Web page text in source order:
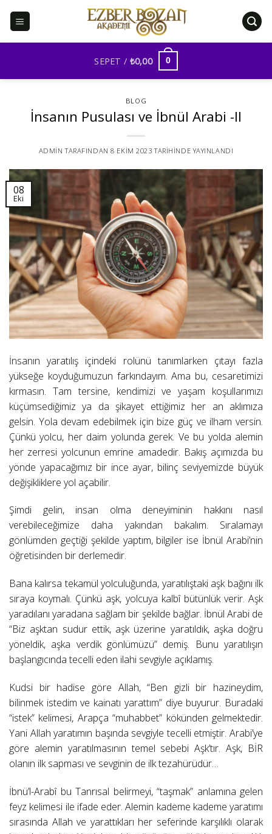
SEPET / ₺0,00 0
BLOG
İnsanın Pusulası ve İbnül Arabi -II
ADMIN TARAFINDAN 8 EKIM 2023 TARIHINDE YAYINLANDI
08
Eki
İnsanın yaratılış içindeki rolünü tanımlarken çıtayı fazla
yükseğe koyduğumuzun farkındayım. Ama bu, cesaretimizi
kırmasın. Tam tersine, kendimizi ve yaşam koşullarımızı
küçümsediğimiz ya da şikayet ettiğimiz her an aklımıza
gelsin. Yola devam edebilmek için bize güç ve ilham versin.
Çünkü yolcu, her daim yolunda gerek. Ve bu yolda alemin
her zerresi yolcunun emrine amadedir. Bakış açımızda bu
yönde yapacağımız bir ince ayar, bilinç seviyemizde büyük
değişikliklere yol açabilir.
Şimdi gelin, insan olma deneyiminin hakkını nasıl
verebileceğimize daha yakından bakalım. Sıralamayı
gönlümden geçtiği şekilde yaptım, bilgiler ise İbnül Arabi’nin
öğretisinden bir derlemedir.
Bana kalırsa tekamül yolculuğunda, yaratılıştaki aşk bağını ilk
sıraya koymalı. Çünkü aşk, yolcuya kalbî bütünlük verir. Aşk
yaradılanı yaradana sağlam bir şekilde bağlar. İbnül Arabi de
“Biz aşktan sudur ettik, aşk üzerine yaratıldık, aşka doğru
yöneldik, aşka verdik gönlümüzü” demiş. Bunu yaratılışın
başlangıcında tecelli eden ilahi sevgiyle açıklamış.
Kudsi bir hadise göre Allah, “Ben gizli bir hazineydim,
bilinmek istedim ve kainatı yarattım” diye buyurur. Buradaki
“istek” kelimesi, Arapça “muhabbet” kökünden gelmektedir.
Yani Allah yaratımın başında sevgiyle tecelli etmiştir. Arabi’ye
göre alemin yaratılmasının temel sebebi Aşk’tır. Aşk, BİR
olanın ilk sapması ve sevginin de ilk tezahürüdür…
İbnü’l-Arabî bu Tanrısal belirmeyi, “taşmak” anlamına gelen
feyz kelimesi ile ifade eder. Alemin kademe kademe yaratımı
sırasında Allah ve yarattıkları her seferinde karşılıklı olarak